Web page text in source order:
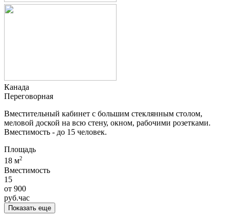
Канада
Переговорная
Вместительный кабинет с большим стеклянным столом,
меловой доской на всю стену, окном, рабочими розетками.
Вместимость - до 15 человек.
Площадь
18 м2
Вместимость
15
от 900
руб.час
Показать еще